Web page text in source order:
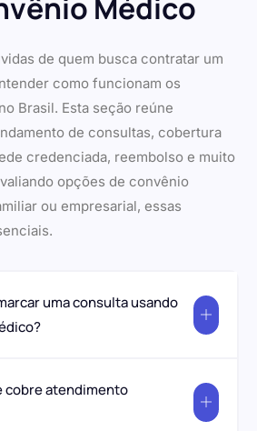
Médico
de quem busca contratar um
como funcionam os
Brasil. Esta seção reúne
de consultas, cobertura
credenciada, reembolso e muito
opções de convênio
ou empresarial, essas
uma consulta usando
cobre atendimento